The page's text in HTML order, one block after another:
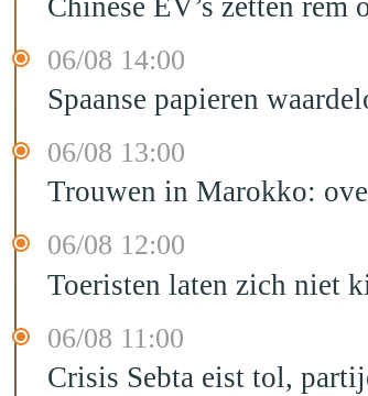
06/08 14:00
Spaanse papieren
06/08 13:00
Trouwen in Marokko:
06/08 12:00
Toeristen laten zich niet
06/08 11:00
Crisis Sebta eist tol,